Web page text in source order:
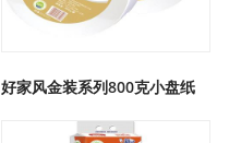
好家风金装系列800克小盘纸